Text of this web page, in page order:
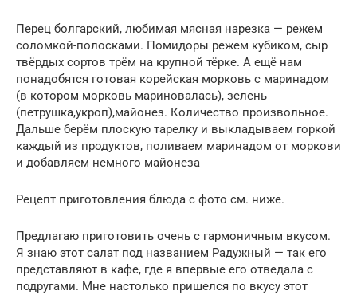
Перец болгарский, любимая мясная нарезка — режем
соломкой-полосками. Помидоры режем кубиком, сыр
твёрдых сортов трём на крупной тёрке. А ещё нам
понадобятся готовая корейская морковь с маринадом
(в котором морковь мариновалась), зелень
(петрушка,укроп),майонез. Количество произвольное.
Дальше берём плоскую тарелку и выкладываем горкой
каждый из продуктов, поливаем маринадом от моркови
и добавляем немного майонеза
Рецепт приготовления блюда с фото см. ниже.
Предлагаю приготовить очень с гармоничным вкусом.
Я знаю этот салат под названием Радужный — так его
представляют в кафе, где я впервые его отведала с
подругами. Мне настолько пришелся по вкусу этот